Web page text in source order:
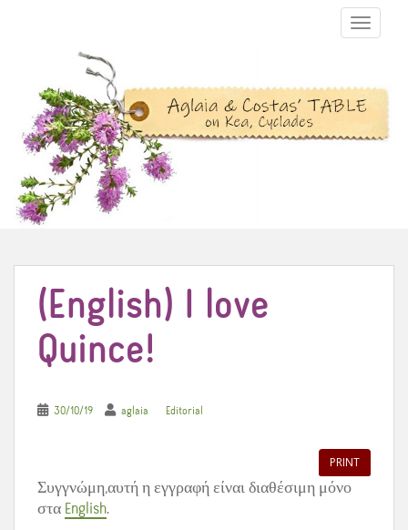
TOGGLE
(English) I love
Quince!
30/10/19 aglaia Editorial
PRINT
Συγγνώμη,αυτή η εγγραφή είναι διαθέσιμη μόνο
στα English.